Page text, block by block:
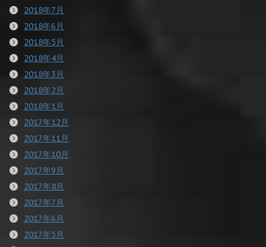
2018年7月
2018年6月
2018年5月
2018年4月
2018年3月
2018年2月
2018年1月
2017年12月
2017年11月
2017年10月
2017年9月
2017年8月
2017年7月
2017年6月
2017年5月